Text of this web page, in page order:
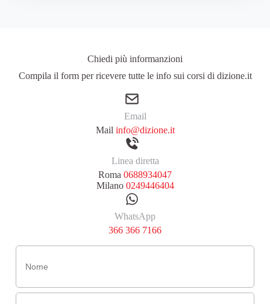
Chiedi più informanzioni
Compila il form per ricevere tutte le info sui corsi di dizione.it
Email
Mail info@dizione.it
Linea diretta
Roma 0688934047
Milano 0249446404
WhatsApp
366 366 7166
Nome